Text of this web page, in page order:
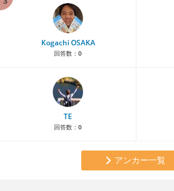
Kogachi OSAKA
回答数： 0
TE
回答数： 0
アンカー一覧